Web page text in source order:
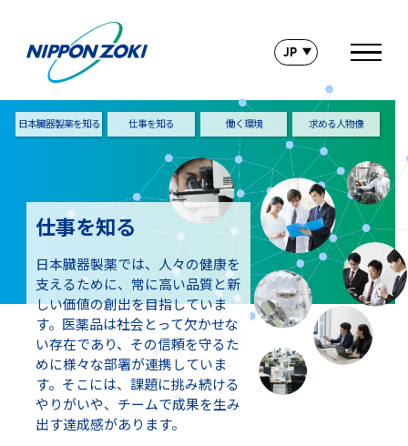
日本臓器製薬を知る 仕事を知る 働く環境 求める人物像
仕事を知る
日本臓器製薬では、人々の健康を
支えるために、常に高い品質と新
しい価値の創出を目指していま
す。医薬品は社会とって欠かせな
い存在であり、その信頼を守るた
めに様々な部署が連携していま
す。そこには、課題に挑み続ける
やりがいや、チームで成果を生み
出す達成感があります。